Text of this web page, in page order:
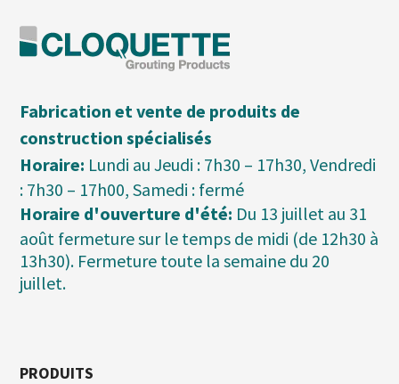
Fabrication et vente de produits de
construction spécialisés
Horaire: Lundi au Jeudi : 7h30 – 17h30, Vendredi
: 7h30 – 17h00, Samedi : fermé
Horaire d'ouverture d'été: Du 13 juillet au 31
août fermeture sur le temps de midi (de 12h30 à
13h30). Fermeture toute la semaine du 20
juillet.
PRODUITS